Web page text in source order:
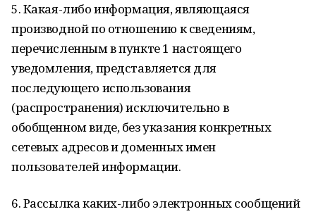
5. Какая-либо информация, являющаяся
производной по отношению к сведениям,
перечисленным в пункте 1 настоящего
уведомления, представляется для
последующего использования
(распространения) исключительно в
обобщенном виде, без указания конкретных
сетевых адресов и доменных имен
пользователей информации.
6. Рассылка каких-либо электронных сообщений